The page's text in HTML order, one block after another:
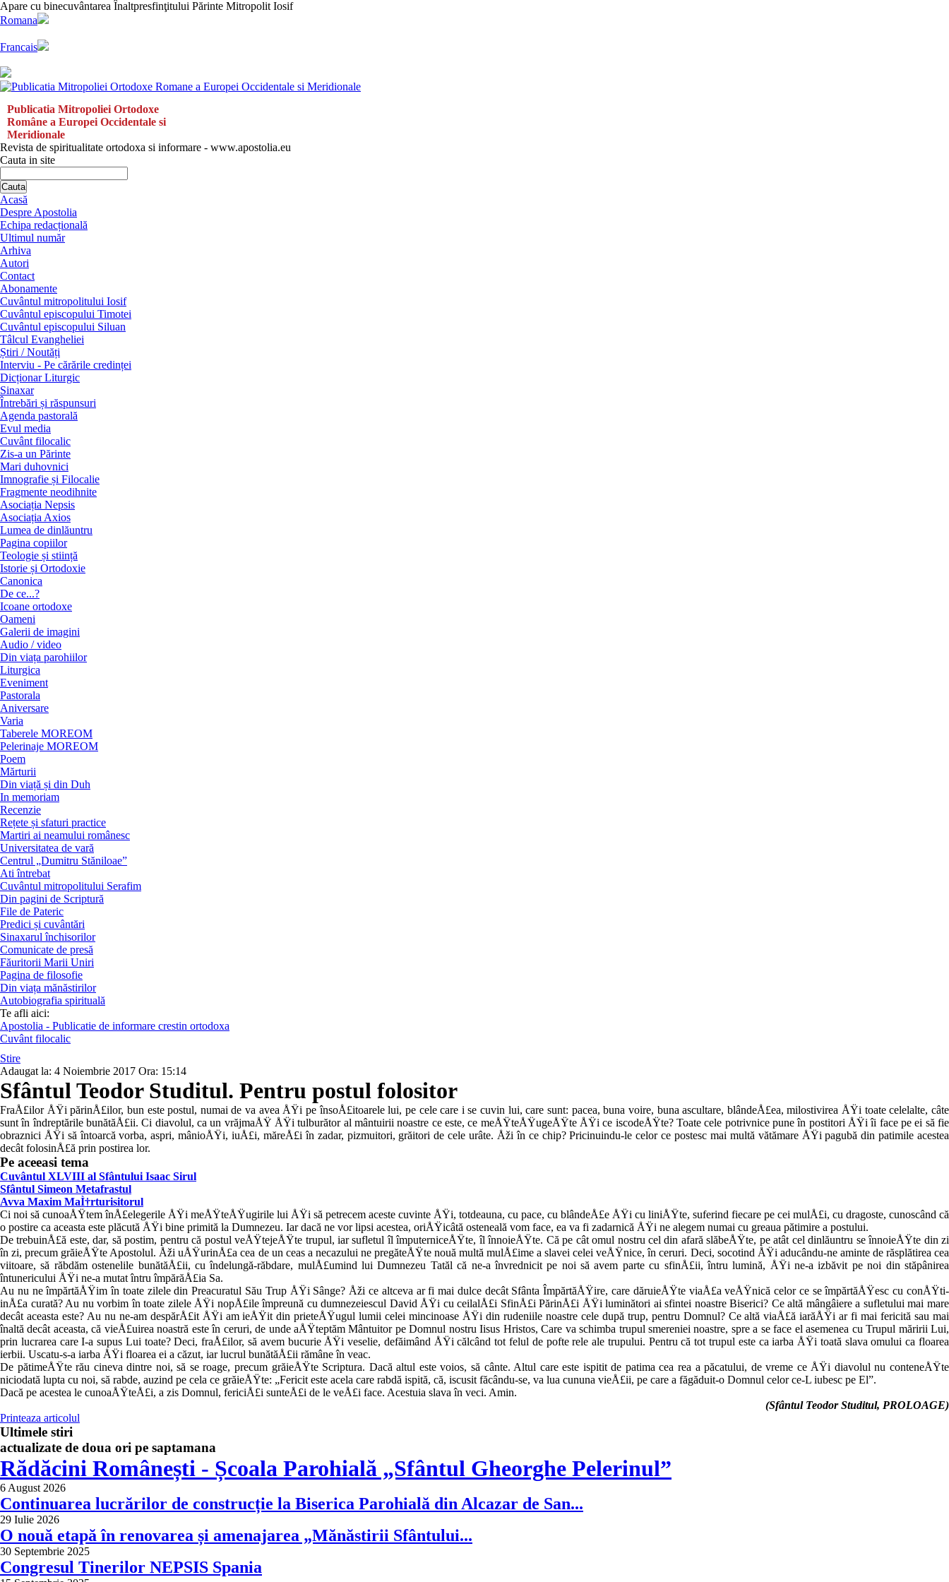
Apare cu binecuvântarea Înaltpresfinţitului Părinte Mitropolit Iosif
Romana
Francais
Publicatia Mitropoliei Ortodoxe
Române a Europei Occidentale si
Meridionale
Revista de spiritualitate ortodoxa si informare - www.apostolia.eu
Cauta in site
Cauta
Acasă
Despre Apostolia
Echipa redacțională
Ultimul număr
Arhiva
Autori
Contact
Abonamente
Cuvântul mitropolitului Iosif
Cuvântul episcopului Timotei
Cuvântul episcopului Siluan
Tâlcul Evangheliei
Știri / Noutăți
Interviu - Pe cărările credinței
Dicționar Liturgic
Sinaxar
Întrebări și răspunsuri
Agenda pastorală
Evul media
Cuvânt filocalic
Zis-a un Părinte
Mari duhovnici
Imnografie și Filocalie
Fragmente neodihnite
Asociația Nepsis
Asociația Axios
Lumea de dinlăuntru
Pagina copiilor
Teologie și stiință
Istorie și Ortodoxie
Canonica
De ce...?
Icoane ortodoxe
Oameni
Galerii de imagini
Audio / video
Din viața parohiilor
Liturgica
Eveniment
Pastorala
Aniversare
Varia
Taberele MOREOM
Pelerinaje MOREOM
Poem
Mărturii
Din viață și din Duh
In memoriam
Recenzie
Rețete și sfaturi practice
Martiri ai neamului românesc
Universitatea de vară
Centrul „Dumitru Stăniloae”
Ati întrebat
Cuvântul mitropolitului Serafim
Din pagini de Scriptură
File de Pateric
Predici și cuvântări
Sinaxarul închisorilor
Comunicate de presă
Făuritorii Marii Uniri
Pagina de filosofie
Din viața mănăstirilor
Autobiografia spirituală
Te afli aici:
Apostolia - Publicatie de informare crestin ortodoxa
Cuvânt filocalic
Stire
Adaugat la: 4 Noiembrie 2017 Ora: 15:14
Sfântul Teodor Studitul. Pentru postul folositor
FraÅ£ilor ÅŸi părinÅ£ilor, bun este postul, numai de va avea ÅŸi pe însoÅ£itoarele lui, pe cele care i se cuvin lui, care sunt: pacea, buna voire, buna ascultare, blândeÅ£ea, milostivirea ÅŸi toate celelalte, câte
sunt în îndreptările bunătăÅ£ii. Ci dia­volul, ca un vrăjmaÅŸ ÅŸi tulburător al mân­tuirii noastre ce este, ce meÅŸteÅŸugeÅŸte ÅŸi ce iscodeÅŸte? Toate cele potrivnice pune în postitori ÅŸi îi face pe ei să fie
obraznici ÅŸi să întoarcă vorba, aspri, mânioÅŸi, iuÅ£i, măreÅ£i în zadar, pizmuitori, grăitori de cele urâte. Åži în ce chip? Pricinuindu-le celor ce postesc mai multă vătămare ÅŸi pagubă din patimile acestea
decât folosinÅ£ă prin postirea lor.
Pe aceeasi tema
Cuvântul XLVIII al Sfântului Isaac Sirul
Sfântul Simeon Metafrastul
Avva Maxim MaÌ†rturisitorul
Ci noi să cunoaÅŸtem înÅ£elegerile ÅŸi meÅŸteÅŸugirile lui ÅŸi să petrecem aceste cuvin­te ÅŸi, totdeauna, cu pace, cu blândeÅ£e ÅŸi cu liniÅŸte, suferind fiecare pe cei mulÅ£i, cu dragoste, cunoscând că
o postire ca aceas­ta este plăcută ÅŸi bine primită la Dumnezeu. Iar dacă ne vor lipsi acestea, oriÅŸicâtă os­teneală vom face, ea va fi zadarnică ÅŸi ne alegem numai cu greaua pătimire a pos­tului.
De trebuinÅ£ă este, dar, să postim, pen­tru că postul veÅŸtejeÅŸte trupul, iar sufletul îl împuterniceÅŸte, îl înnoieÅŸte. Că pe cât omul nostru cel din afară slăbeÅŸte, pe atât cel dinlăuntru se înnoieÅŸte din zi
în zi, pre­cum grăieÅŸte Apostolul. Åži uÅŸurinÅ£a cea de un ceas a necazului ne pregăteÅŸte nouă multă mulÅ£ime a slavei celei veÅŸnice, în ce­ruri. Deci, socotind ÅŸi aducându-ne aminte de răsplătirea cea
viitoare, să răbdăm os­tenelile bunătăÅ£ii, cu îndelungă-răbdare, mulÅ£umind lui Dumnezeu Tatăl că ne-a învredni­cit pe noi să avem parte cu sfinÅ£ii, întru lumină, ÅŸi ne-a izbăvit pe noi din stăpânirea
întunericului ÅŸi ne-a mutat întru împărăÅ£ia Sa.
Au nu ne împărtăÅŸim în toate zilele din Preacuratul Său Trup ÅŸi Sânge? Åži ce altceva ar fi mai dulce decât Sfânta ÎmpărtăÅŸire, care dăruieÅŸ­te viaÅ£a veÅŸnică celor ce se împărtăÅŸesc cu conÅŸti­
inÅ£a curată? Au nu vorbim în toate zilele ÅŸi nopÅ£i­le împreună cu dumnezeiescul David ÅŸi cu ceilalÅ£i SfinÅ£i PărinÅ£i ÅŸi luminători ai sfintei noastre Biserici? Ce altă mângâiere a sufletului mai mare
decât aceas­ta este? Au nu ne-am despărÅ£it ÅŸi am ieÅŸit din pri­eteÅŸugul lumii celei mincinoase ÅŸi din rudeniile noastre cele după trup, pentru Domnul? Ce altă viaÅ£ă iarăÅŸi ar fi mai fericită sau mai
înaltă decât aceasta, că vieÅ£uirea noastră este în ceruri, de unde aÅŸteptăm Mântuitor pe Domnul nostru Iisus Hristos, Care va schimba trupul smereniei noastre, spre a se face el asemenea cu Trupul măririi Lui,
prin lucrarea care I-a supus Lui toate? Deci, fraÅ£ilor, să avem bucurie ÅŸi veselie, defăi­mând ÅŸi călcând tot felul de pof­te rele ale trupului. Pentru că tot trupul este ca iarba ÅŸi toată slava omului ca floarea
ierbii. Uscatu-s-a iarba ÅŸi floarea ei a că­zut, iar lucrul bunătăÅ£ii rămâne în veac.
De pătimeÅŸte rău cineva din­tre noi, să se roage, precum gră­ieÅŸte Scriptura. Dacă altul este voios, să cânte. Altul care este is­pitit de patima cea rea a păcatu­lui, de vreme ce ÅŸi diavolul nu conteneÅŸte
niciodată lupta cu noi, să rabde, auzind pe cela ce gră­ieÅŸte: „Fericit este acela care rab­dă ispită, că, iscusit făcându-se, va lua cununa vieÅ£ii, pe care a fă­găduit-o Domnul celor ce-L iu­besc pe El”.
Dacă pe acestea le cunoaÅŸteÅ£i, a zis Domnul, fericiÅ£i sunteÅ£i de le veÅ£i face. Acestuia slava în veci. Amin.
(Sfântul Teodor Studitul, PROLOAGE)
Printeaza articolul
Ultimele stiri
actualizate de doua ori pe saptamana
Rădăcini Românești - Școala Parohială „Sfântul Gheorghe Pelerinul”
6 August 2026
Continuarea lucrărilor de construcție la Biserica Parohială din Alcazar de San...
29 Iulie 2026
O nouă etapă în renovarea și amenajarea „Mănăstirii Sfântului...
30 Septembrie 2025
Congresul Tinerilor NEPSIS Spania